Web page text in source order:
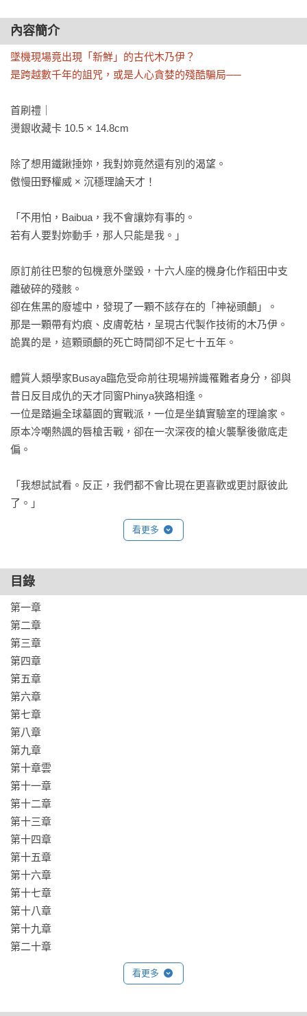
內容簡介
墜機現場竟出現「新鮮」的古代木乃伊？
是跨越數千年的詛咒，或是人心貪婪的殘酷騙局──
首刷禮｜
燙銀收藏卡 10.5 × 14.8cm
除了想用鐵鍬捶妳，我對妳竟然還有別的渴望。
傲慢田野權威 × 沉穩理論天才！
「不用怕，Baibua，我不會讓妳有事的。
若有人要對妳動手，那人只能是我。」
原訂前往巴黎的包機意外墜毀，十六人座的機身化作稻田中支
離破碎的殘骸。
卻在焦黑的廢墟中，發現了一顆不該存在的「神祕頭顱」。
那是一顆帶有灼痕、皮膚乾枯，呈現古代製作技術的木乃伊。
詭異的是，這顆頭顱的死亡時間卻不足七十五年。
體質人類學家Busaya臨危受命前往現場辨識罹難者身分，卻與
昔日反目成仇的天才同窗Phinya狹路相逢。
一位是踏遍全球墓園的實戰派，一位是坐鎮實驗室的理論家。
原本冷嘲熱諷的唇槍舌戰，卻在一次深夜的槍火襲擊後徹底走
偏。
「我想試試看。反正，我們都不會比現在更喜歡或更討厭彼此
了。」
看更多
目錄
第一章
第二章
第三章
第四章
第五章
第六章
第七章
第八章
第九章
第十章雲
第十一章
第十二章
第十三章
第十四章
第十五章
第十六章
第十七章
第十八章
第十九章
第二十章
看更多